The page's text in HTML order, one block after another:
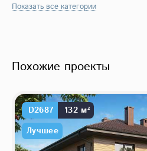
Показать все категории
Похожие проекты
D2687
132 м²
Лучшее